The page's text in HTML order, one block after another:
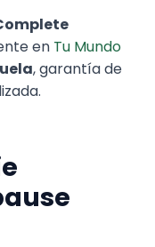
en Tu Mundo
, garantía de